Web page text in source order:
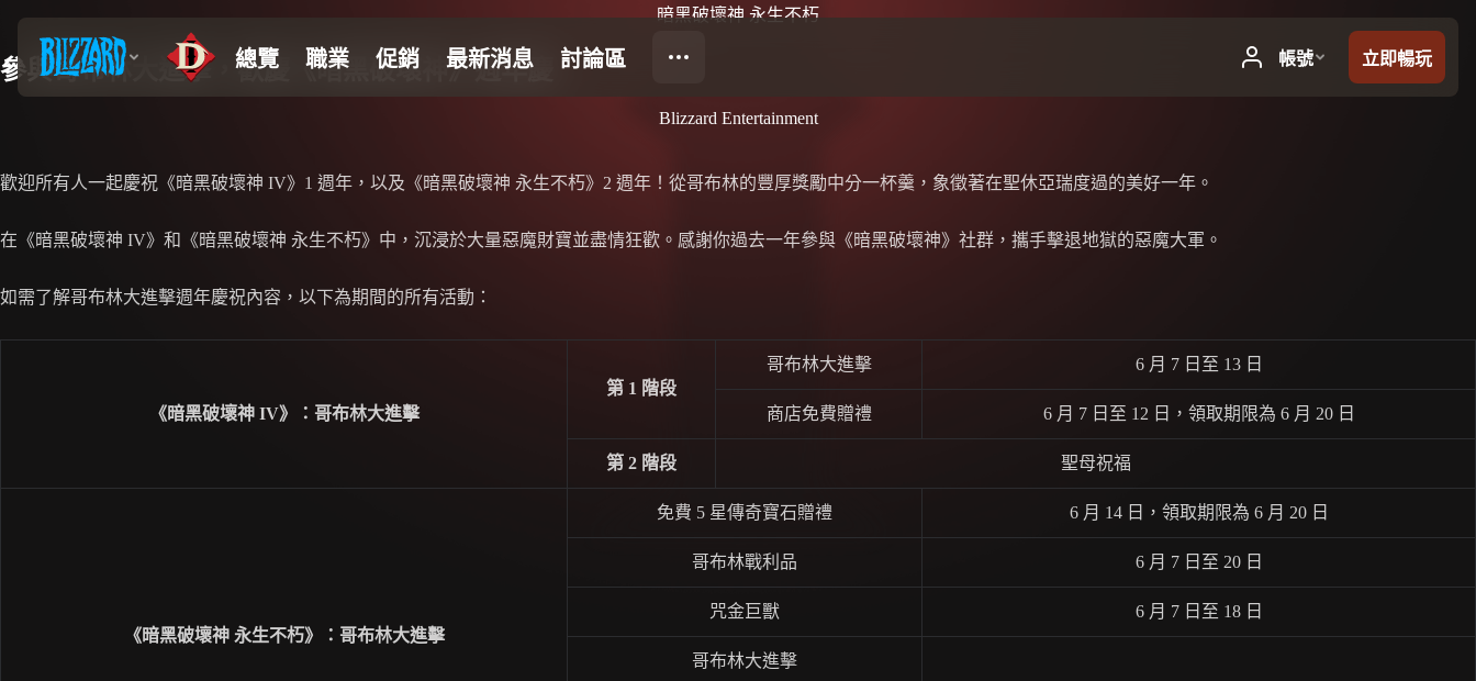
暗黑破壞神 永生不朽
參與哥布林大進擊，歡慶《暗黑破壞神》週年慶
Blizzard Entertainment
歡迎所有人一起慶祝《暗黑破壞神 IV》1 週年，以及《暗黑破壞神 永生不朽》2 週年！從哥布林的豐厚獎勵中分一杯羹，象徵著在聖休亞瑞度過的美好一年。
在《暗黑破壞神 IV》和《暗黑破壞神 永生不朽》中，沉浸於大量惡魔財寶並盡情狂歡。感謝你過去一年參與《暗黑破壞神》社群，攜手擊退地獄的惡魔大軍。
如需了解哥布林大進擊週年慶祝內容，以下為期間的所有活動：
《暗黑破壞神 IV》：哥布林大進擊
第 1 階段
哥布林大進擊 6 月 7 日至 13 日
商店免費贈禮 6 月 7 日至 12 日，領取期限為 6 月 20 日
第 2 階段 聖母祝福
《暗黑破壞神 永生不朽》：哥布林大進擊
免費 5 星傳奇寶石贈禮 6 月 14 日，領取期限為 6 月 20 日
哥布林戰利品 6 月 7 日至 20 日
咒金巨獸 6 月 7 日至 18 日
哥布林大進擊